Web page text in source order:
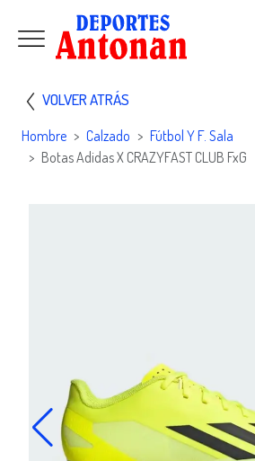
VOLVER ATRÁS
Hombre Calzado
Fútbol Y F. Sala
Botas Adidas X CRAZYFAST CLUB FxG